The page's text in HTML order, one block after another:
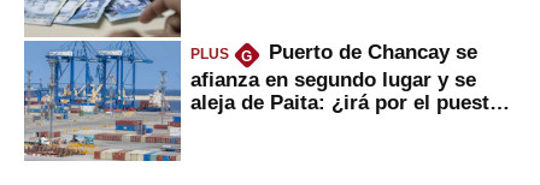
PLUS G
Puerto de Chancay se
afianza en segundo lugar y se
aleja de Paita: ¿irá por el puesto